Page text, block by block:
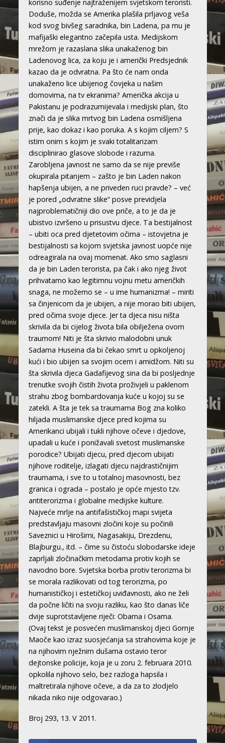
korisno suđenje najtraženijem svjetskom teroristi.
Doduše, možda se Amerika plašila prljavog veša
kod svog bivšeg saradnika, bin Ladena, pa mu je
mafijaški elegantno začepila usta. Medijskom
mrežom je razaslana slika unakaženog bin
Ladenovog lica, za koju je i američki Predsjednik
kazao da je odvratna. Pa što će nam onda
unakaženo lice ubijenog čovjeka u našim
domovima, na tv ekranima? Američka akcija u
Pakistanu je podrazumijevala i medijski plan, što
znači da je slika mrtvog bin Ladena osmišljena
prije, kao dokaz i kao poruka. A s kojim ciljem? S
istim onim s kojim je svaki totalitarizam
disciplinirao glasove slobode i razuma.
Zarobljena javnost ne samo da se nije previše
okupirala pitanjem – zašto je bin Laden nakon
hapšenja ubijen, a ne priveden ruci pravde? – već
je pored „odvratne slike“ posve previdjela
najproblematičniji dio ove priče, a to je da je
ubistvo izvršeno u prisustvu djece. Ta bestijalnost
– ubiti oca pred djetetovim očima – istovjetna je
bestijalnosti sa kojom svjetska javnost uopće nije
odreagirala na ovaj momenat. Ako smo saglasni
da je bin Laden terorista, pa čak i ako njeg život
prihvatamo kao legitimnu vojnu metu američkih
snaga, ne možemo se – u ime humanizma! – miriti
sa činjenicom da je ubijen, a nije morao biti ubijen,
pred očima svoje djece. Jer ta djeca nisu ništa
skrivila da bi cijelog života bila obilježena ovom
traumom! Niti je šta skrivio malodobni unuk
Sadama Huseina da bi čekao smrt u opkoljenoj
kući i bio ubijen sa svojim ocem i amidžom. Niti su
šta skrivila djeca Gadafijevog sina da bi posljednje
trenutke svojih čistih života proživjeli u paklenom
strahu zbog bombardovanja kuće u kojoj su se
zatekli. A šta je tek sa traumama Bog zna koliko
hiljada muslimanske djece pred kojima su
Amerikanci ubijali i tukli njihove očeve i djedove,
upadali u kuće i ponižavali svetost muslimanske
porodice? Ubijati djecu, pred djecom ubijati
njihove roditelje, izlagati djecu najdrastičnijim
traumama, i sve to u totalnoj masovnosti, bez
granica i ograda – postalo je opće mjesto tzv.
antiterorizma i globalne medijske kulture.
Najveće mrlje na antifašističkoj mapi svijeta
predstavljaju masovni zločini koje su počinili
Saveznici u Hirošimi, Nagasakiju, Drezdenu,
Blajburgu., itd. – čime su čistoću slobodarske ideje
zaprljali zločinačkim metodama protiv kojih se
navodno bore. Svjetska borba protiv terorizma bi
se morala razlikovati od tog terorizma, po
humanističkoj i estetičkoj uviđavnosti, ako ne želi
da počne ličiti na svoju razliku, kao što danas liče
dvije suprotstavljene riječi: Obama i Osama.
(Ovaj tekst je posvećen muslimanskoj djeci Gornje
Maoče kao izraz suosjećanja sa strahovima koje je
na njihovim nježnim dušama ostavio teror
dejtonske policije, koja je u zoru 2. februara 2010.
opkolila njihovo selo, bez razloga hapsila i
maltretirala njihove očeve, a da za to zlodjelo
nikada niko nije odgovarao.)
Broj 293, 13. V 2011.